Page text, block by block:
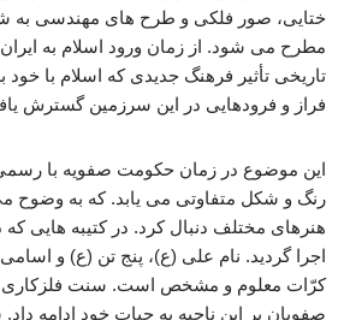
ختایی، صور فلکی و طرح های مهندسی به
مطرح می شود. از زمان ورود اسلام به
تاریخی تأثیر فرهنگ جدیدی که اسلام با خود
فراز و فرودهایی در این سرزمین گسترش
این موضوع در زمان حکومت صفویه با
رنگ و شکل متفاوتی می یابد. که به وضوح
هنرهای مختلف دنبال کرد. در کتیبه هایی که
اجرا گردید. نام علی (ع)، پنج تن (ع) و
کرّات معلوم و مشخص است. سنت
صفویان بر این ناحیه به حیات خود ادامه